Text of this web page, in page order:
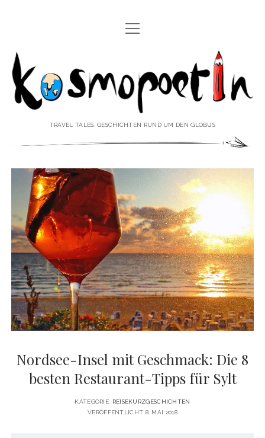
REISEREPORTAGEN
REISEPOESIE
REISEKOLUMNEN
REISEVIDEOS
REISESPECIALS
♥ ÜBER DEN REISEBLOG Menü
öffnen
IMPRESSUM
DATENSCHUTZERKLÄRUNG
♥ ÜBER DIE AUTORIN Menü
öffnen
VITA
PRESSE & MEDIEN
MEDIADATEN
twitterfacebook
pinterestyoutubeinstagram
Menü
öffnen
Kosmopoetin
TRAVEL TALES: GESCHICHTEN RUND UM DEN GLOBUS
Nordsee-Insel mit Geschmack: Die 8
besten Restaurant-Tipps für Sylt
KATEGORIE: REISEKURZGESCHICHTEN
VERÖFFENTLICHT 8. MAI 2018